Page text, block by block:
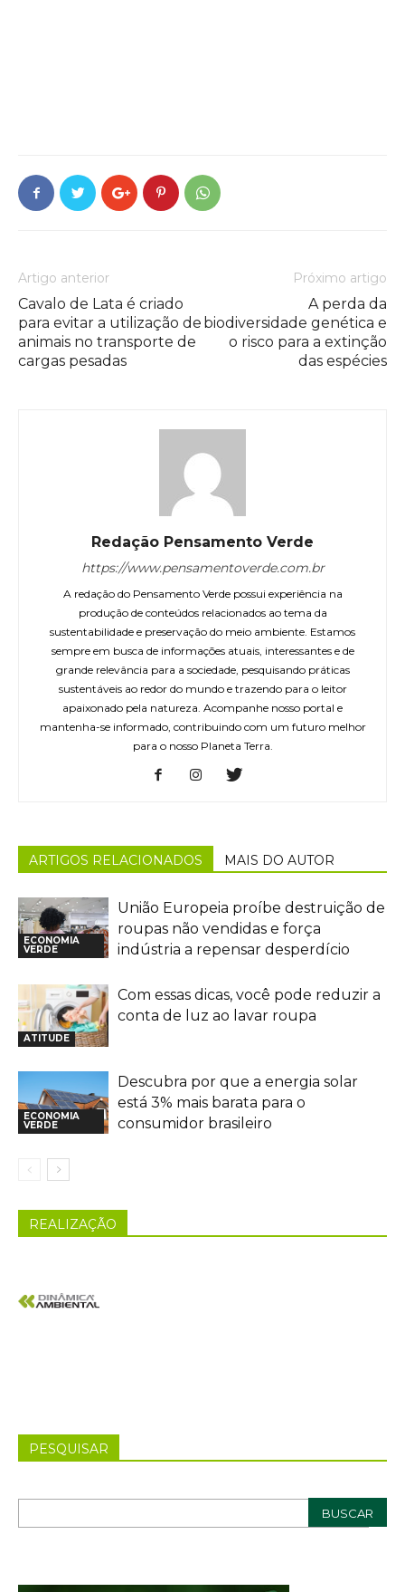
Artigo anterior
Cavalo de Lata é criado
para evitar a utilização de
animais no transporte de
cargas pesadas
Próximo artigo
A perda da
biodiversidade genética e
o risco para a extinção
das espécies
Redação Pensamento Verde
https://www.pensamentoverde.com.br
A redação do Pensamento Verde possui experiência na
produção de conteúdos relacionados ao tema da
sustentabilidade e preservação do meio ambiente. Estamos
sempre em busca de informações atuais, interessantes e de
grande relevância para a sociedade, pesquisando práticas
sustentáveis ao redor do mundo e trazendo para o leitor
apaixonado pela natureza. Acompanhe nosso portal e
mantenha-se informado, contribuindo com um futuro melhor
para o nosso Planeta Terra.
ARTIGOS RELACIONADOS MAIS DO AUTOR
ECONOMIA
VERDE
União Europeia proíbe destruição de
roupas não vendidas e força
indústria a repensar desperdício
ATITUDE
Com essas dicas, você pode reduzir a
conta de luz ao lavar roupa
ECONOMIA
VERDE
Descubra por que a energia solar
está 3% mais barata para o
consumidor brasileiro
REALIZAÇÃO
PESQUISAR